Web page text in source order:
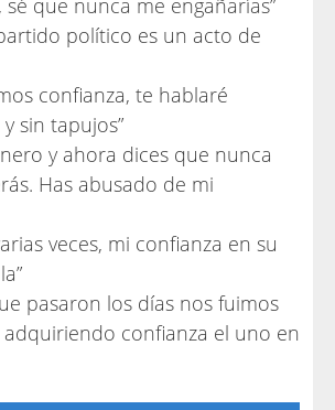
sé que nunca me engañarías”
político es un acto de
confianza, te hablaré
sin tapujos”
y ahora dices que nunca
Has abusado de mi
veces, mi confianza en su
pasaron los días nos fuimos
confianza el uno en